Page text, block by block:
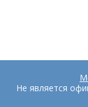
Не является